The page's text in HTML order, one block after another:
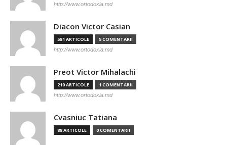
http://www.ortodoxia.md
Diacon Victor Casian
581 ARTICOLE 5 COMENTARII
http://www.ortodoxia.md
Preot Victor Mihalachi
210 ARTICOLE 1 COMENTARII
http://www.ortodoxia.md
Cvasniuc Tatiana
88 ARTICOLE 0 COMENTARII